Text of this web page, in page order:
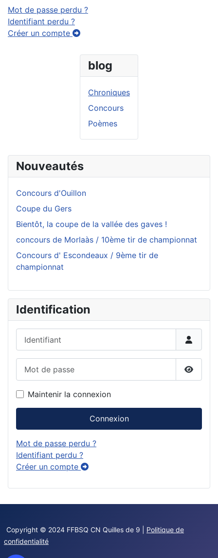
Nouveautés
Concours d'Ouillon
Coupe du Gers
Bientôt, la coupe de la vallée des gaves !
concours de Morlaàs / 10ème tir de championnat
Concours d' Escondeaux / 9ème tir de
championnat
Identification
Maintenir la connexion
Connexion
Mot de passe perdu ?
Identifiant perdu ?
Créer un compte
Mot de passe perdu ?
Identifiant perdu ?
Créer un compte
blog
Chroniques
Concours
Poèmes
Copyright © 2024 FFBSQ CN Quilles de 9 | Politique de
confidentialité